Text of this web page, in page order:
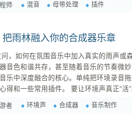
。 ...
师 混音 母带处理 插件
把雨林融入你的合成器乐章
音色和谐共存，甚至随着音乐的节奏微
乐中深度融合的核心。单纯把环境录音
环境声真正“活”起来，与你的合成器对
...
者 环境声 合成器 音乐制作